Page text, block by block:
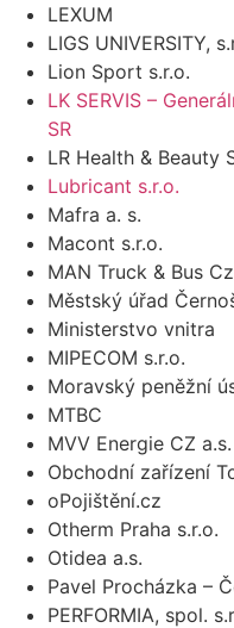
LEXUM
LIGS UNIVERSITY,
Lion Sport s.r.o.
LK SERVIS –
SR
LR Health & Beauty
Lubricant s.r.o.
Mafra a. s.
Macont s.r.o.
MAN Truck & Bus
Městský úřad
Ministerstvo vnitra
MIPECOM s.r.o.
Moravský peněžní
MTBC
MVV Energie CZ a.s.
Obchodní zařízení
oPojištění.cz
Otherm Praha s.r.o.
Otidea a.s.
Pavel Procházka –
PERFORMIA, spol.